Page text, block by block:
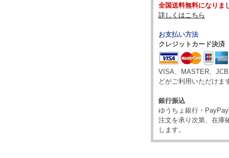
全国送料無料になりま
詳しくはこちら
お支払い方法
クレジットカード決済
VISA、MASTER、
どがご利用いただけま
銀行振込
ゆうちょ銀行・
注文を承り次第、在庫
します。